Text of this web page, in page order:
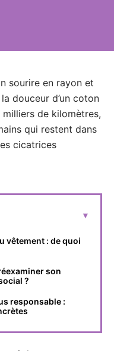
sourire en rayon et
douceur d’un coton
de kilomètres,
qui restent dans
cicatrices
vêtement : de quoi
son
?
responsable :